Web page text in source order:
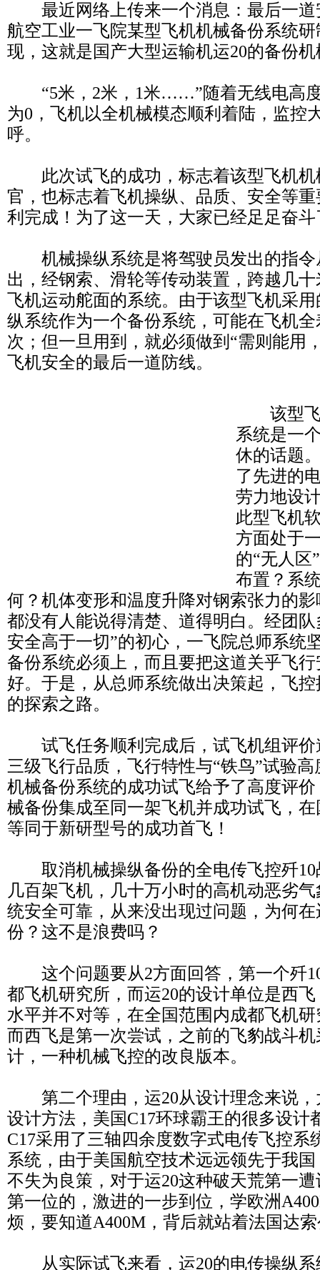
最近网络上传来一个消息：最后一
航空工业一飞院某型飞机机械备份系统
现，这就是国产大型运输机运20的备份
“5米，2米，1米……”随着无线电高度
为0，飞机以全机械模态顺利着陆，监控
呼。
此次试飞的成功，标志着该型飞机机
官，也标志着飞机操纵、品质、安全等
利完成！为了这一天，大家已经足足奋
机械操纵系统是将驾驶员发出的指令
出，经钢索、滑轮等传动装置，跨越几
飞机运动舵面的系统。由于该型飞机采
纵系统作为一个备份系统，可能在飞机
次；但一旦用到，就必须做到“需则能用
飞机安全的最后一道防线。
该型飞
系统是一
休的话题
了先进的
劳力地设
此型飞机
方面处于
的“无人区
布置？系
何？机体变形和温度升降对钢索张力的
都没有人能说得清楚、道得明白。经团
安全高于一切”的初心，一飞院总师系统
备份系统必须上，而且要把这道关乎飞
好。于是，从总师系统做出决策起，飞
的探索之路。
试飞任务顺利完成后，试飞机组评价
三级飞行品质，飞行特性与“铁鸟”试验
机械备份系统的成功试飞给予了高度评
械备份集成至同一架飞机并成功试飞，
等同于新研型号的成功首飞！
取消机械操纵备份的全电传飞控歼10
几百架飞机，几十万小时的高机动恶劣
统安全可靠，从来没出现过问题，为何
份？这不是浪费吗？
这个问题要从2方面回答，第一个歼
都飞机研究所，而运20的设计单位是西
水平并不对等，在全国范围内成都飞机
而西飞是第一次尝试，之前的飞豹战斗
计，一种机械飞控的改良版本。
第二个理由，运20从设计理念来说，
设计方法，美国C17环球霸王的很多设计
C17采用了三轴四余度数字式电传飞控系
系统，由于美国航空技术远远领先于我
不失为良策，对于运20这种破天荒第一
第一位的，激进的一步到位，学欧洲
烦，要知道A400M，背后就站着法国达
从实际试飞来看，运20的电传操纵系